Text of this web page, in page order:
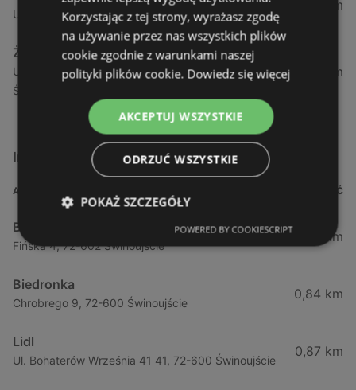
Ul. Armii Krajowej 12 / 1a, 72-600 Świnoujście
1,04 km
Żabka
Ul. Wybrzeże Wł. Iv 26/27 Lok. Lu, 72-600
Świnoujście
1,05 km
Inne sklepy Supermarkety w pobliżu
ADRES ODLEGŁOŚĆ
Biedronka
Fińska 4, 72-602 Świnoujście
0,23 km
Biedronka
Chrobrego 9, 72-600 Świnoujście
0,84 km
Lidl
Ul. Bohaterów Września 41 41, 72-600 Świnoujście
0,87 km
Korzystając z tej strony, wyrażasz zgodę
na używanie przez nas wszystkich plików
cookie zgodnie z warunkami naszej
polityki plików cookie. Dowiedz się więcej
AKCEPTUJ WSZYSTKIE
ODRZUĆ WSZYSTKIE
POKAŻ SZCZEGÓŁY
POWERED BY COOKIESCRIPT